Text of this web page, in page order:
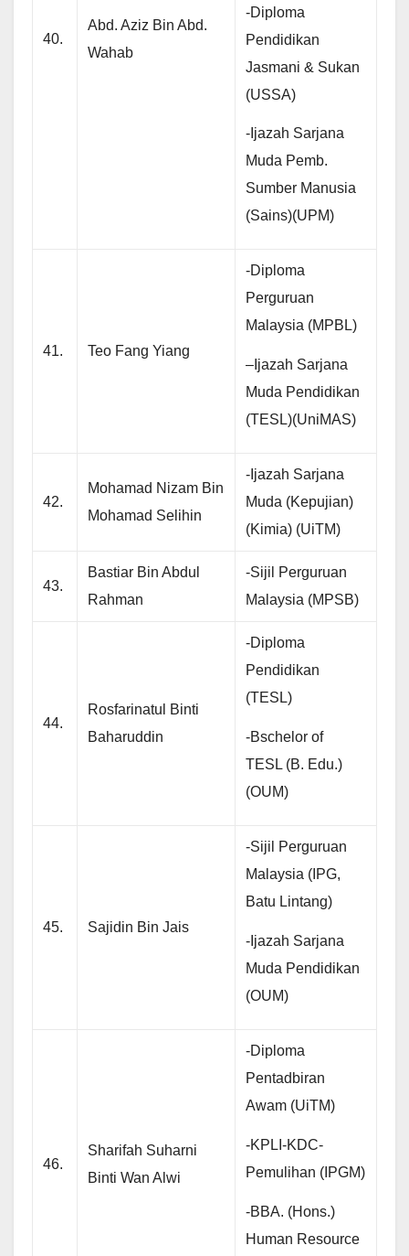
40.
Abd. Aziz Bin Abd.
Wahab
-Diploma
Pendidikan
Jasmani & Sukan
(USSA)
-Ijazah Sarjana
Muda Pemb.
Sumber Manusia
(Sains)(UPM)
41. Teo Fang Yiang
-Diploma
Perguruan
Malaysia (MPBL)
–Ijazah Sarjana
Muda Pendidikan
(TESL)(UniMAS)
42.
Mohamad Nizam Bin
Mohamad Selihin
-Ijazah Sarjana
Muda (Kepujian)
(Kimia) (UiTM)
43.
Bastiar Bin Abdul
Rahman
-Sijil Perguruan
Malaysia (MPSB)
44.
Rosfarinatul Binti
Baharuddin
-Diploma
Pendidikan
(TESL)
-Bschelor of
TESL (B. Edu.)
(OUM)
45. Sajidin Bin Jais
-Sijil Perguruan
Malaysia (IPG,
Batu Lintang)
-Ijazah Sarjana
Muda Pendidikan
(OUM)
46.
Sharifah Suharni
Binti Wan Alwi
-Diploma
Pentadbiran
Awam (UiTM)
-KPLI-KDC-
Pemulihan (IPGM)
-BBA. (Hons.)
Human Resource